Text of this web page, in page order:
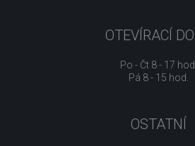
OTEVÍRACÍ
Po - Čt 8 - 17 hod.
Pá 8 - 15 hod.
OSTATNÍ